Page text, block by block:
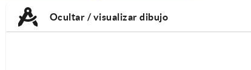
Ocultar / visualizar dibujo